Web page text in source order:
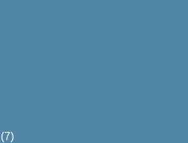
(7)